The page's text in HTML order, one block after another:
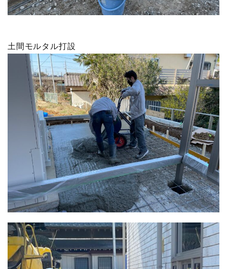
土間モルタル打設